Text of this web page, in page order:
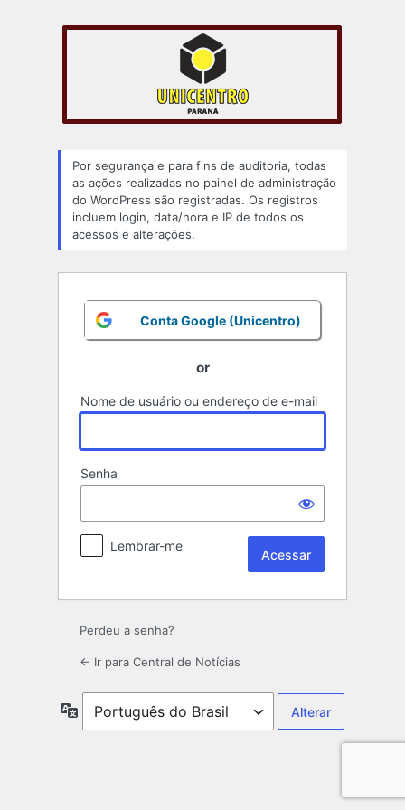
Por segurança e para fins de auditoria, todas
as ações realizadas no painel de administração
do WordPress são registradas. Os registros
incluem login, data/hora e IP de todos os
acessos e alterações.
Conta Google (Unicentro)
or
Nome de usuário ou endereço de e-mail
Senha
Lembrar-me
Perdeu a senha?
← Ir para Central de Notícias
Idioma